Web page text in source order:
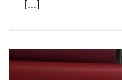
[...]